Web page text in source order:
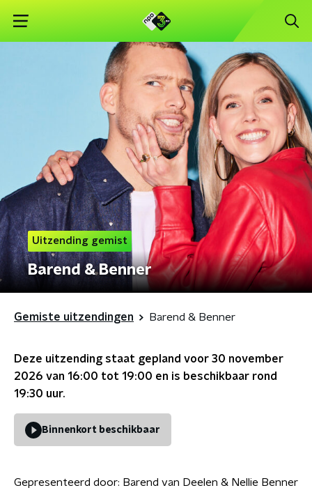
Uitzending gemist
Barend & Benner
Gemiste uitzendingen Barend & Benner
Deze uitzending staat gepland voor 30 november
2026 van 16:00 tot 19:00 en is beschikbaar rond
19:30 uur.
Binnenkort beschikbaar
Gepresenteerd door: Barend van Deelen & Nellie Benner